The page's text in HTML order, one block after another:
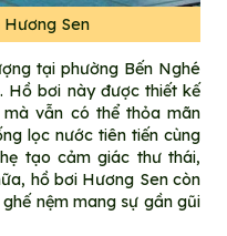
Sen
tại phường Bến Nghé
Hồ bơi này được thiết kế
vẫn có thể thỏa mãn
lọc nước tiên tiến cùng
tạo cảm giác thư thái,
hồ bơi Hương Sen còn
nệm mang sự gần gũi